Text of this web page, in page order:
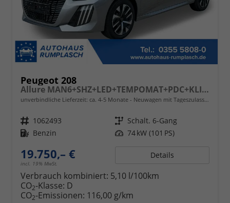
Peugeot 208
Allure MAN6+SHZ+LED+TEMPOMAT+PDC+KLIMA+16" ALU
unverbindliche Lieferzeit: ca. 4-5 Monate Neuwagen mit Tageszulassung
Fahrzeugnr. 1062493 Getriebe Schalt. 6-Gang
Kraftstoff Benzin Leistung 74 kW (101 PS)
19.750,– €
incl. 19% MwSt.
Details
Verbrauch kombiniert: 5,10 l/100km
CO2-Klasse: D
CO2-Emissionen: 116,00 g/km